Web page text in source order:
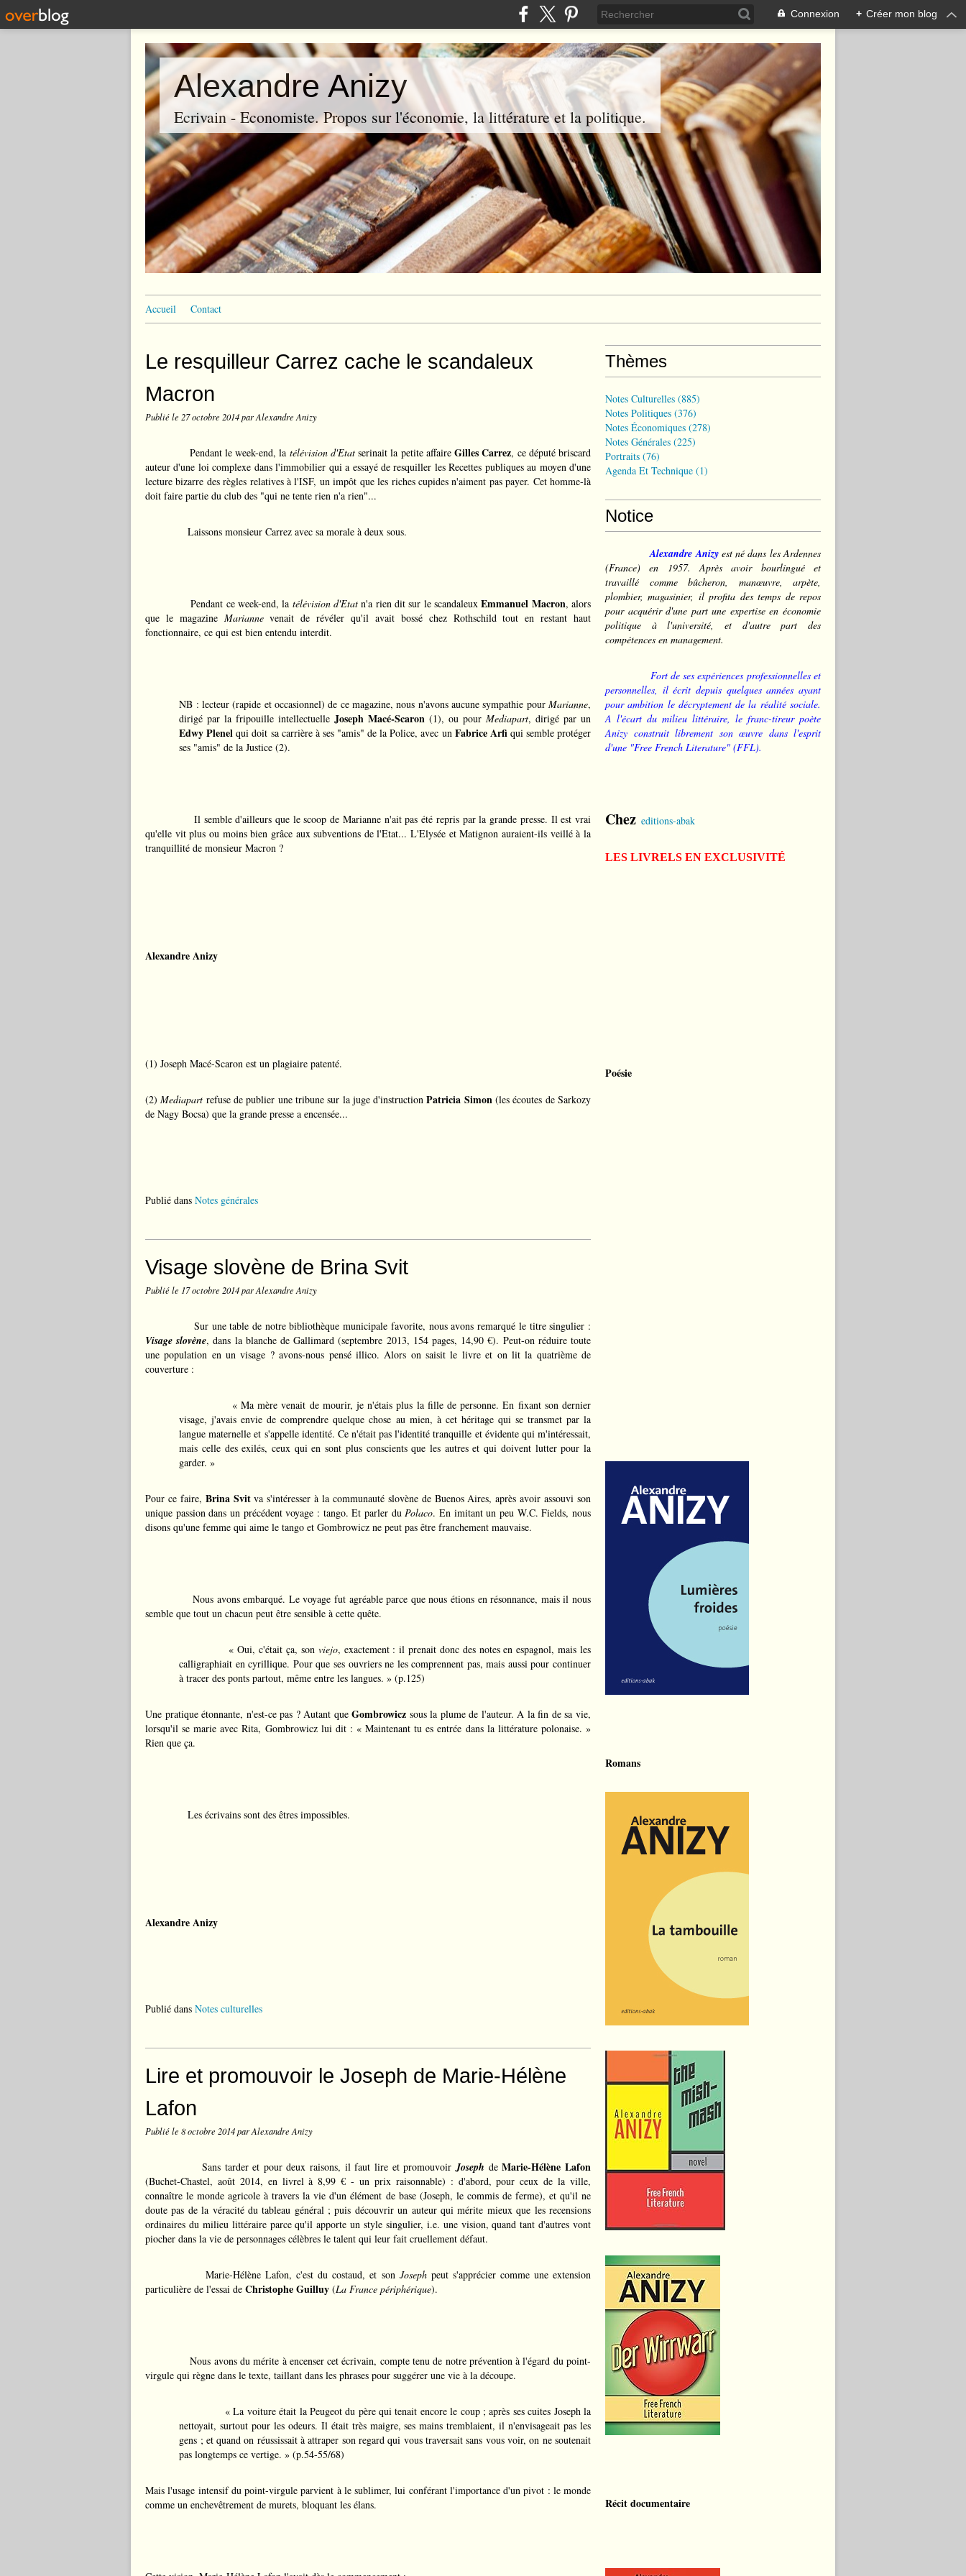
Connexion + Créer mon blog
Alexandre Anizy
Ecrivain - Economiste. Propos sur l'économie, la littérature et la politique.
Accueil Contact
Le resquilleur Carrez cache le scandaleux
Macron
Publié le 27 octobre 2014par Alexandre Anizy
Pendant le week-end, la télévision d'Etatserinait la petite affaireGilles Carrez, ce député briscard
auteur d'une loi complexe dans l'immobilier qui a essayé de resquiller les Recettes publiques au moyen d'une
lecture bizarre des règles relatives à l'ISF, un impôt que les riches cupides n'aiment pas payer. Cet homme-là
doit faire partie du club des "qui ne tente rien n'a rien"...
Laissons monsieur Carrez avec sa morale à deux sous.
Pendant ce week-end, la télévision d'Etatn'a rien dit sur le scandaleuxEmmanuel Macron, alors
que le magazine Mariannevenait de révéler qu'il avait bossé chez Rothschild tout en restant haut
fonctionnaire, ce qui est bien entendu interdit.
NB : lecteur (rapide et occasionnel) de ce magazine, nous n'avons aucune sympathie pour Marianne,
dirigé par la fripouille intellectuelleJoseph Macé-Scaron (1), ou pourMediapart, dirigé par un
Edwy Plenel qui doit sa carrière à ses "amis" de la Police, avec un Fabrice Arfiqui semble protéger
ses "amis" de la Justice (2).
Il semble d'ailleurs que le scoop de Marianne n'ait pas été repris par la grande presse. Il est vrai
qu'elle vit plus ou moins bien grâce aux subventions de l'Etat... L'Elysée et Matignon auraient-ils veillé à la
tranquillité de monsieur Macron ?
Alexandre Anizy
(1) Joseph Macé-Scaron est un plagiaire patenté.
(2)Mediapart refuse de publier une tribune sur la juge d'instructionPatricia Simon(les écoutes de Sarkozy
de Nagy Bocsa) que la grande presse a encensée...
Publié dans Notes générales
Visage slovène de Brina Svit
Publié le 17 octobre 2014par Alexandre Anizy
Sur une table de notre bibliothèque municipale favorite, nous avons remarqué le titre singulier :
Visage slovène, dans la blanche de Gallimard (septembre 2013, 154 pages, 14,90 €). Peut-on réduire toute
une population en un visage ? avons-nous pensé illico. Alors on saisit le livre et on lit la quatrième de
couverture :
« Ma mère venait de mourir, je n'étais plus la fille de personne. En fixant son dernier
visage, j'avais envie de comprendre quelque chose au mien, à cet héritage qui se transmet par la
langue maternelle et s'appelle identité. Ce n'était pas l'identité tranquille et évidente qui m'intéressait,
mais celle des exilés, ceux qui en sont plus conscients que les autres et qui doivent lutter pour la
garder. »
Pour ce faire, Brina Svitva s'intéresser à la communauté slovène de Buenos Aires, après avoir assouvi son
unique passion dans un précédent voyage : tango. Et parler duPolaco. En imitant un peu W.C. Fields, nous
disons qu'une femme qui aime le tango et Gombrowicz ne peut pas être franchement mauvaise.
Nous avons embarqué. Le voyage fut agréable parce que nous étions en résonnance, mais il nous
semble que tout un chacun peut être sensible à cette quête.
« Oui, c'était ça, son viejo, exactement : il prenait donc des notes en espagnol, mais les
calligraphiait en cyrillique. Pour que ses ouvriers ne les comprennent pas, mais aussi pour continuer
à tracer des ponts partout, même entre les langues. » (p.125)
Une pratique étonnante, n'est-ce pas ? Autant queGombrowicz sous la plume de l'auteur. A la fin de sa vie,
lorsqu'il se marie avec Rita, Gombrowicz lui dit : « Maintenant tu es entrée dans la littérature polonaise. »
Rien que ça.
Les écrivains sont des êtres impossibles.
Alexandre Anizy
Publié dans Notes culturelles
Lire et promouvoir le Joseph de Marie-Hélène
Lafon
Publié le 8 octobre 2014par Alexandre Anizy
Sans tarder et pour deux raisons, il faut lire et promouvoirJoseph deMarie-Hélène Lafon
(Buchet-Chastel, août 2014, en livrel à 8,99 € - un prix raisonnable) : d'abord, pour ceux de la ville,
connaître le monde agricole à travers la vie d'un élément de base (Joseph, le commis de ferme), et qu'il ne
doute pas de la véracité du tableau général ; puis découvrir un auteur qui mérite mieux que les recensions
ordinaires du milieu littéraire parce qu'il apporte un style singulier, i.e. une vision, quand tant d'autres vont
piocher dans la vie de personnages célèbres le talent qui leur fait cruellement défaut.
Marie-Hélène Lafon, c'est du costaud, et son Josephpeut s'apprécier comme une extension
particulière de l'essai de Christophe Guilluy (La France périphérique).
Nous avons du mérite à encenser cet écrivain, compte tenu de notre prévention à l'égard du point-
virgule qui règne dans le texte, taillant dans les phrases pour suggérer une vie à la découpe.
« La voiture était la Peugeot du père qui tenait encore le coup ; après ses cuites Joseph la
nettoyait, surtout pour les odeurs. Il était très maigre, ses mains tremblaient, il n'envisageait pas les
gens ; et quand on réussissait à attraper son regard qui vous traversait sans vous voir, on ne soutenait
pas longtemps ce vertige. » (p.54-55/68)
Mais l'usage intensif du point-virgule parvient à le sublimer, lui conférant l'importance d'un pivot : le monde
comme un enchevêtrement de murets, bloquant les élans.
Thèmes
Notes Culturelles (885)
Notes Politiques (376)
Notes Économiques (278)
Notes Générales (225)
Portraits (76)
Agenda Et Technique (1)
Notice
Alexandre Anizy est né dans les Ardennes
(France) en 1957. Après avoir bourlingué et
travaillé comme bûcheron, manœuvre, arpète,
plombier, magasinier, il profita des temps de repos
pour acquérir d'une part une expertise en économie
politique à l'université, et d'autre part des
compétences en management.
Fort de ses expériences professionnelles et
personnelles, il écrit depuis quelques années ayant
pour ambition le décryptement de la réalité sociale.
A l'écart du milieu littéraire, le franc-tireur poète
Anizy construit librement son œuvre dans l'esprit
d'une "Free French Literature" (FFL).
Chez editions-abak
LES LIVRELS EN EXCLUSIVITÉ
Poésie
Romans
Récit documentaire